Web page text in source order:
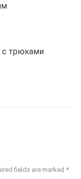
с трюками
fields are marked *